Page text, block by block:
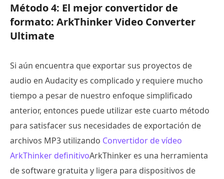
Método 4: El mejor convertidor de
formato: ArkThinker Video Converter
Ultimate
Si aún encuentra que exportar sus proyectos de
audio en Audacity es complicado y requiere mucho
tiempo a pesar de nuestro enfoque simplificado
anterior, entonces puede utilizar este cuarto método
para satisfacer sus necesidades de exportación de
archivos MP3 utilizando Convertidor de vídeo
ArkThinker definitivoArkThinker es una herramienta
de software gratuita y ligera para dispositivos de